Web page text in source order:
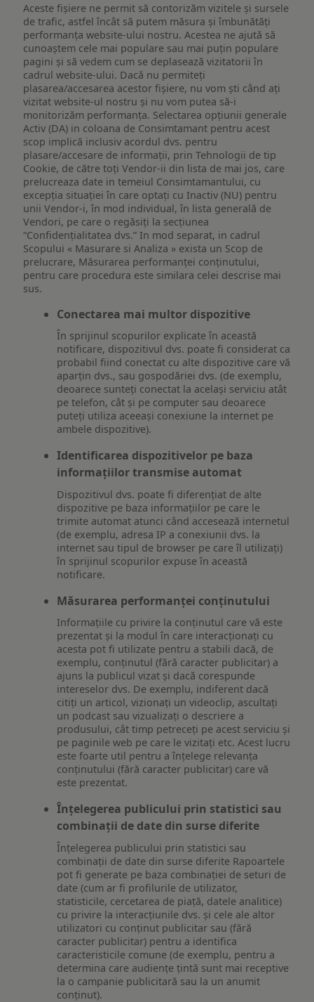
Aceste fișiere ne permit să contorizăm vizitele și sursele
de trafic, astfel încât să putem măsura și îmbunătăți
performanța website-ului nostru. Acestea ne ajută să
cunoaștem cele mai populare sau mai puțin populare
pagini și să vedem cum se deplasează vizitatorii în
cadrul website-ului. Dacă nu permiteți
plasarea/accesarea acestor fișiere, nu vom ști când ați
vizitat website-ul nostru și nu vom putea să-i
monitorizăm performanța. Selectarea opțiunii generale
Activ (DA) in coloana de Consimtamant pentru acest
scop implică inclusiv acordul dvs. pentru
plasare/accesare de informații, prin Tehnologii de tip
Cookie, de către toți Vendor-ii din lista de mai jos, care
prelucreaza date in temeiul Consimtamantului, cu
excepția situației în care optați cu Inactiv (NU) pentru
unii Vendor-i, în mod individual, în lista generală de
Vendori, pe care o regăsiți la secțiunea
“Confidențialitatea dvs.” In mod separat, in cadrul
Scopului « Masurare si Analiza » exista un Scop de
prelucrare, Măsurarea performanței conținutului,
pentru care procedura este similara celei descrise mai
sus.
Conectarea mai multor dispozitive
În sprijinul scopurilor explicate în această
notificare, dispozitivul dvs. poate fi considerat ca
probabil fiind conectat cu alte dispozitive care vă
aparțin dvs., sau gospodăriei dvs. (de exemplu,
deoarece sunteți conectat la același serviciu atât
pe telefon, cât și pe computer sau deoarece
puteți utiliza aceeași conexiune la internet pe
ambele dispozitive).
Identificarea dispozitivelor pe baza
informațiilor transmise automat
Dispozitivul dvs. poate fi diferențiat de alte
dispozitive pe baza informațiilor pe care le
trimite automat atunci când accesează internetul
(de exemplu, adresa IP a conexiunii dvs. la
internet sau tipul de browser pe care îl utilizați)
în sprijinul scopurilor expuse în această
notificare.
Măsurarea performanței conținutului
Informațiile cu privire la conținutul care vă este
prezentat și la modul în care interacționați cu
acesta pot fi utilizate pentru a stabili dacă, de
exemplu, conținutul (fără caracter publicitar) a
ajuns la publicul vizat și dacă corespunde
intereselor dvs. De exemplu, indiferent dacă
citiți un articol, vizionați un videoclip, ascultați
un podcast sau vizualizați o descriere a
produsului, cât timp petreceți pe acest serviciu și
pe paginile web pe care le vizitați etc. Acest lucru
este foarte util pentru a înțelege relevanța
conținutului (fără caracter publicitar) care vă
este prezentat.
Înțelegerea publicului prin statistici sau
combinații de date din surse diferite
Înțelegerea publicului prin statistici sau
combinații de date din surse diferite Rapoartele
pot fi generate pe baza combinației de seturi de
date (cum ar fi profilurile de utilizator,
statisticile, cercetarea de piață, datele analitice)
cu privire la interacțiunile dvs. și cele ale altor
utilizatori cu conținut publicitar sau (fără
caracter publicitar) pentru a identifica
caracteristicile comune (de exemplu, pentru a
determina care audiențe țintă sunt mai receptive
la o campanie publicitară sau la un anumit
conținut).